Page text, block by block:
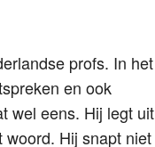
profs. In het
en ook
wel eens. Hij legt uit
Hij snapt niet